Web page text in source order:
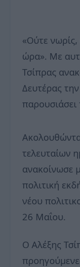
«Ούτε
ώρα». Με
Τσίπρας
Δευτέρας
τελευταίων
ανακοίνωσε
πολιτική
νέου
26 Μαΐου.
Ο Αλέξης